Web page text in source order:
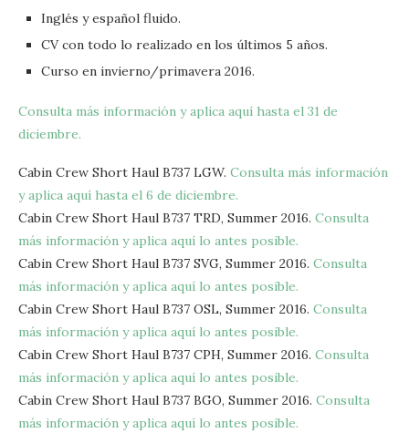
Inglés y español fluido.
CV con todo lo realizado en los últimos 5 años.
Curso en invierno/primavera 2016.
Consulta más información y aplica aquí hasta el 31 de
diciembre.
Cabin Crew Short Haul B737 LGW. Consulta más información
y aplica aquí hasta el 6 de diciembre.
Cabin Crew Short Haul B737 TRD, Summer 2016. Consulta
más información y aplica aquí lo antes posible.
Cabin Crew Short Haul B737 SVG, Summer 2016. Consulta
más información y aplica aquí lo antes posible.
Cabin Crew Short Haul B737 OSL, Summer 2016. Consulta
más información y aplica aquí lo antes posible.
Cabin Crew Short Haul B737 CPH, Summer 2016. Consulta
más información y aplica aquí lo antes posible.
Cabin Crew Short Haul B737 BGO, Summer 2016. Consulta
más información y aplica aquí lo antes posible.